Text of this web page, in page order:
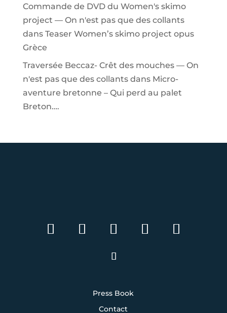
Commande de DVD du Women's skimo
project — On n'est pas que des collants
dans Teaser Women’s skimo project opus
Grèce
Traversée Beccaz- Crêt des mouches — On
n'est pas que des collantsdans Micro-
aventure bretonne – Qui perd au palet
Breton….
Press Book
Contact